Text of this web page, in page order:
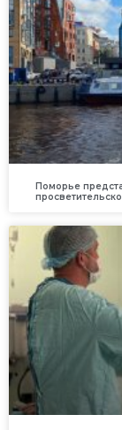
Поморье